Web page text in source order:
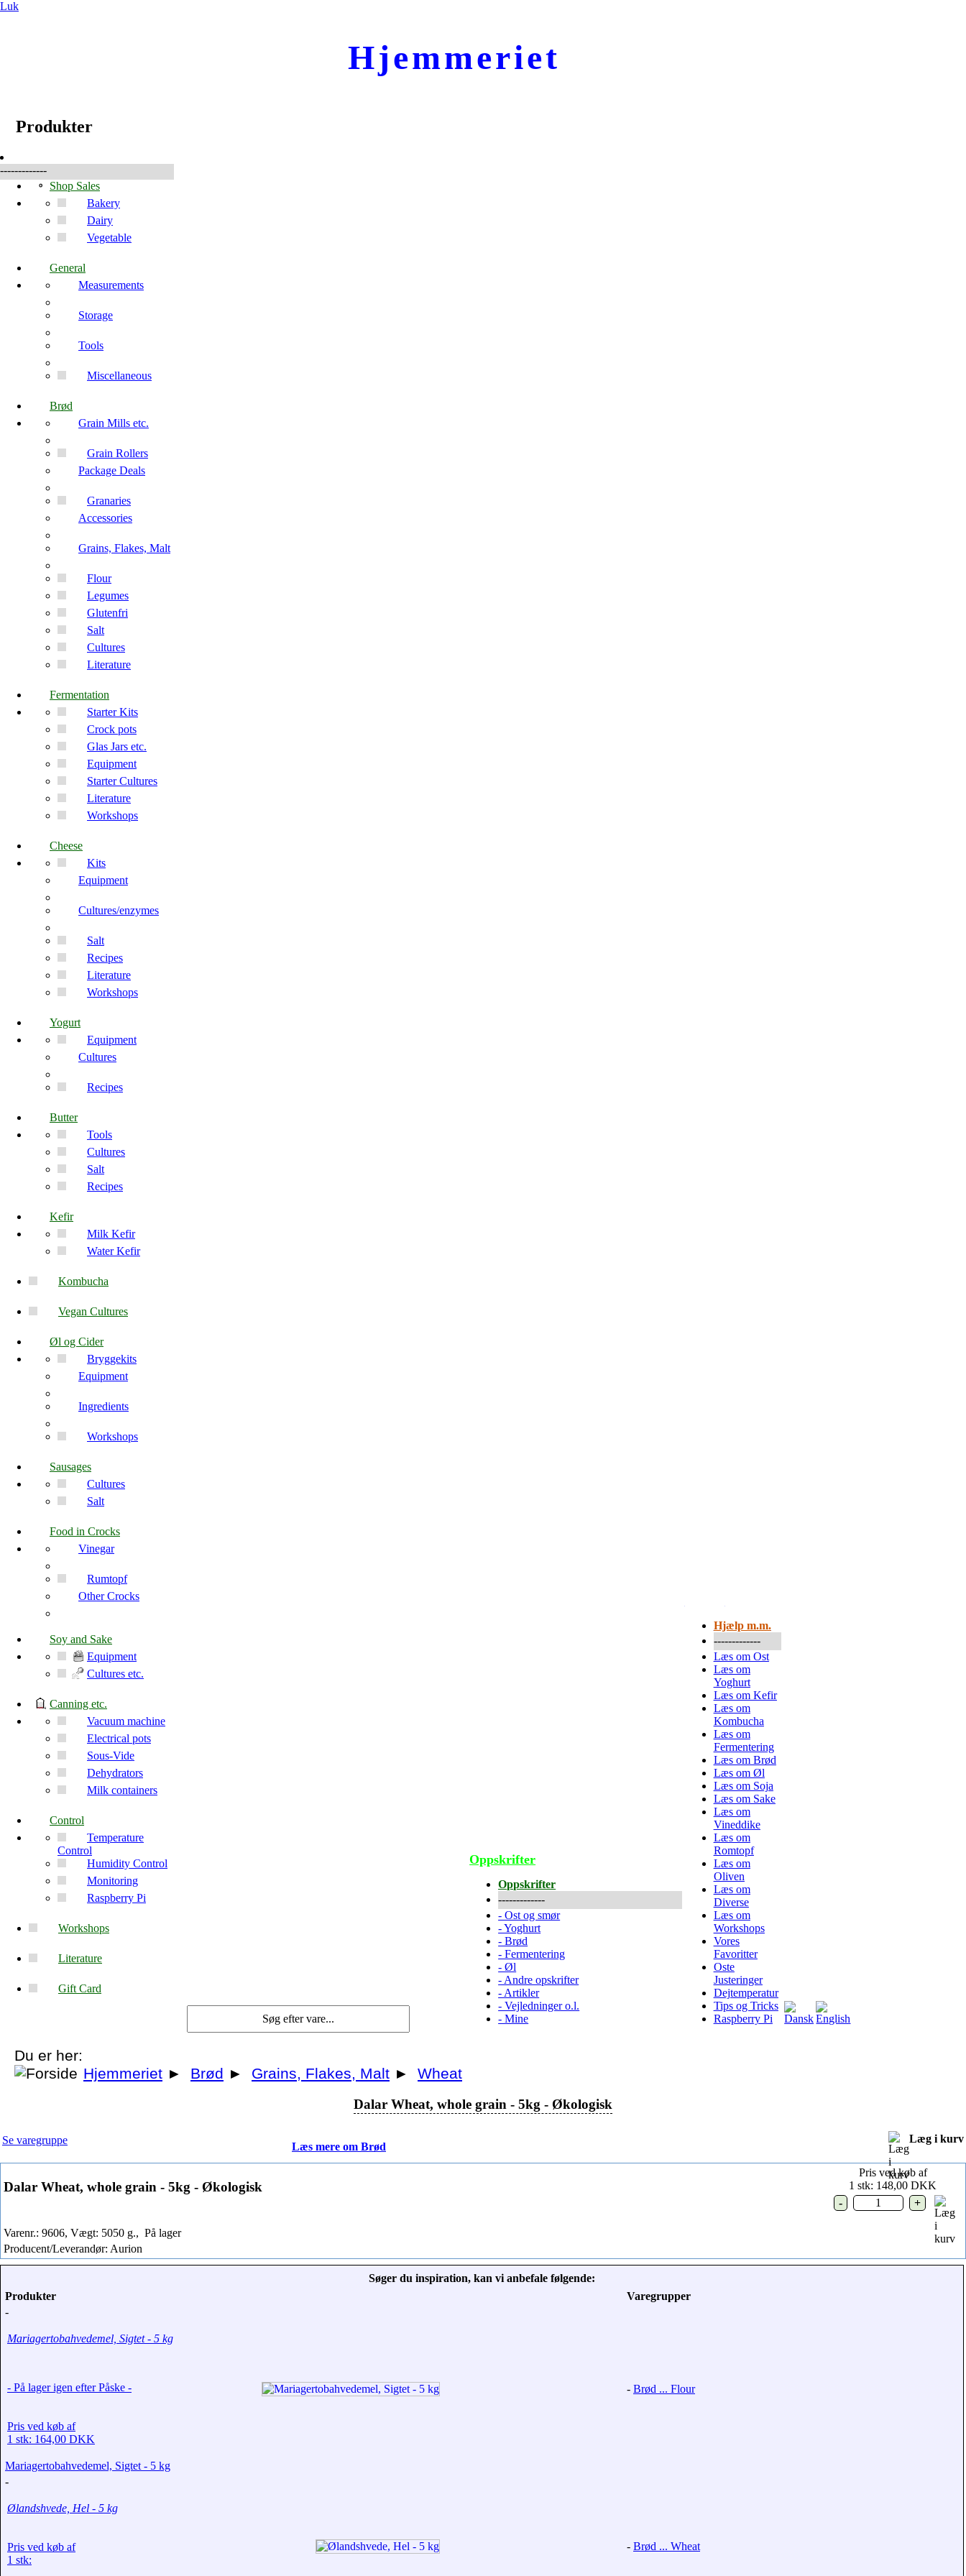
Luk
Hjemmeriet
Produkter
-------------
Shop Sales
Bakery
Dairy
Vegetable
General
Measurements
Storage
Tools
Miscellaneous
Brød
Grain Mills etc.
Grain Rollers
Package Deals
Granaries
Accessories
Grains, Flakes, Malt
Flour
Legumes
Glutenfri
Salt
Cultures
Literature
Fermentation
Starter Kits
Crock pots
Glas Jars etc.
Equipment
Starter Cultures
Literature
Workshops
Cheese
Kits
Equipment
Cultures/enzymes
Salt
Recipes
Literature
Workshops
Yogurt
Equipment
Cultures
Recipes
Butter
Tools
Cultures
Salt
Recipes
Kefir
Milk Kefir
Water Kefir
Kombucha
Vegan Cultures
Øl og Cider
Bryggekits
Equipment
Ingredients
Workshops
Sausages
Cultures
Salt
Food in Crocks
Vinegar
Rumtopf
Other Crocks
Soy and Sake
Equipment
Cultures etc.
Canning etc.
Vacuum machine
Electrical pots
Sous-Vide
Dehydrators
Milk containers
Control
Temperature
Control
Humidity Control
Monitoring
Raspberry Pi
Workshops
Literature
Gift Card
Oppskrifter
Oppskrifter
-------------
-Ost og smør
-Yoghurt
-Brød
-Fermentering
-Øl
- Andre opskrifter
- Artikler
-Vejledninger o.l.
-Mine
Hjælp m.m.
-------------
Læs om Ost
Læs om
Yoghurt
Læs om Kefir
Læs om
Kombucha
Læs om
Fermentering
Læs om Brød
Læs om Øl
Læs om Soja
Læs om Sake
Læs om
Vineddike
Læs om
Romtopf
Læs om
Oliven
Læs om
Diverse
Læs om
Workshops
Vores
Favoritter
Oste
Justeringer
Dejtemperatur
Tips og Tricks
Raspberry Pi
Du er her:
Hjemmeriet ► Brød ► Grains, Flakes, Malt ► Wheat
Dalar Wheat, whole grain - 5kg - Økologisk
Se varegruppe
Læs mere om Brød
Læg i kurv
Dalar Wheat, whole grain - 5kg - Økologisk
Varenr.: 9606, Vægt: 5050 g., På lager
Producent/Leverandør: Aurion
Pris ved køb af
1 stk: 148,00 DKK
Søger du inspiration, kan vi anbefale følgende:
Produkter
Varegrupper
-
Mariagertobahvedemel, Sigtet - 5 kg
- På lager igen efter Påske -
Pris ved køb af
1 stk: 164,00 DKK
Mariagertobahvedemel, Sigtet - 5 kg
- Brød ... Flour
-
Ølandshvede, Hel - 5 kg
Pris ved køb af
1 stk:
- Brød ... Wheat